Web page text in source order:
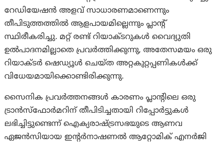
റേഡിയേഷൻ അളവ് സാധാരണമാണെന്നും
തീപിടുത്തത്തിൽ ആളപായമില്ലെന്നും പ്ലാന്റ്
സ്ഥിരീകരിച്ചു. മറ്റ് രണ്ട് റിയാക്ടറുകൾ വൈദ്യുതി
ഉൽപാദനമില്ലാതെ പ്രവർത്തിക്കുന്നു, അതേസമയം ഒരു
റിയാക്ടർ ഷെഡ്യൂൾ ചെയ്ത അറ്റകുറ്റപ്പണികൾക്ക്
വിധേയമായിക്കൊണ്ടിരിക്കുന്നു.
സൈനിക പ്രവർത്തനങ്ങൾ കാരണം പ്ലാന്റിലെ ഒരു
ട്രാൻസ്‌ഫോർമറിന് തീപിടിച്ചതായി റിപ്പോർട്ടുകൾ
ലഭിച്ചിട്ടുണ്ടെന്ന് ഐക്യരാഷ്ട്രസഭയുടെ ആണവ
ഏജൻസിയായ ഇന്റർനാഷണൽ ആറ്റോമിക് എനർജി